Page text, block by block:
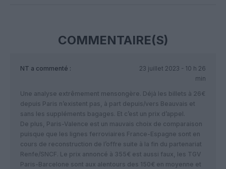
COMMENTAIRE(S)
NT a commenté :
23 juillet 2023 - 10 h 26
min
Une analyse extrêmement mensongère. Déjà les billets à 26€
depuis Paris n’existent pas, à part depuis/vers Beauvais et
sans les suppléments bagages. Et c’est un prix d’appel.
De plus, Paris-Valence est un mauvais choix de comparaison
puisque que les lignes ferroviaires France-Espagne sont en
cours de reconstruction de l’offre suite à la fin du partenariat
Renfe/SNCF. Le prix annoncé à 355€ est aussi faux, les TGV
Paris-Barcelone sont aux alentours des 150€ en moyenne et